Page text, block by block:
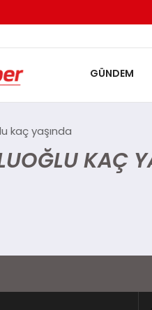
GÜNDEM
kaç yaşında
KAÇ